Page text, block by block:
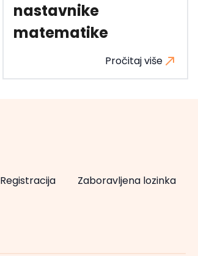
nastavnike
matematike
Pročitaj više
Registracija Zaboravljena lozinka